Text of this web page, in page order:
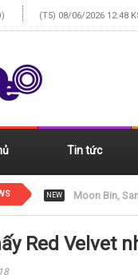
(T5) 08/06/2026 12:48
Tin tức
NEW Jennie
Red Velvet